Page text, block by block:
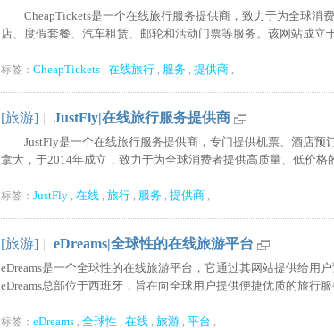
CheapTickets是一个在线旅行服务提供商，致力于为全球消
店、度假套餐、汽车租赁、邮轮和活动门票等服务。该网站成立
标签： CheapTickets , 在线旅行 , 服务 , 提供商 ,
[旅游] | JustFly|在线旅行服务提供商
JustFly是一个在线旅行服务提供商，专门提供机票、酒店预
拿大，于2014年成立，致力于为全球消费者提供高质量、低价格
标签： JustFly , 在线 , 旅行 , 服务 , 提供商 ,
[旅游] | eDreams|全球性的在线旅游平台
eDreams是一个全球性的在线旅游平台，它通过其网站提供给用
eDreams总部位于西班牙，旨在向全球用户提供便捷优质的旅行服
标签： eDreams , 全球性 , 在线 , 旅游 , 平台 ,